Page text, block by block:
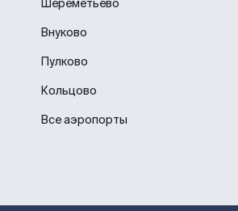
Шереметьево
Внуково
Пулково
Кольцово
Все аэропорты